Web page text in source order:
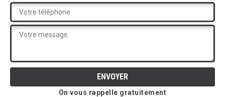
On vous rappelle gratuitement